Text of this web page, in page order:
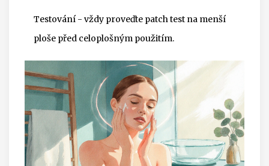
Testování - vždy proveďte patch test na menší
ploše před celoplošným použitím.